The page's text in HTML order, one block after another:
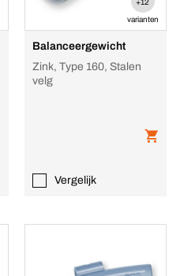
varianten
Balanceergewicht
Zink, Type 160, Stalen
velg
Vergelijk